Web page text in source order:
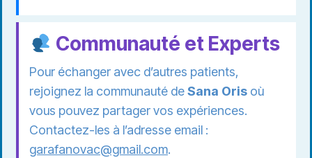
Communauté et Experts
Pour échanger avec d’autres patients,
rejoignez la communauté deSana Oris où
vous pouvez partager vos expériences.
Contactez-les à l’adresse email :
garafanovac@gmail.com.